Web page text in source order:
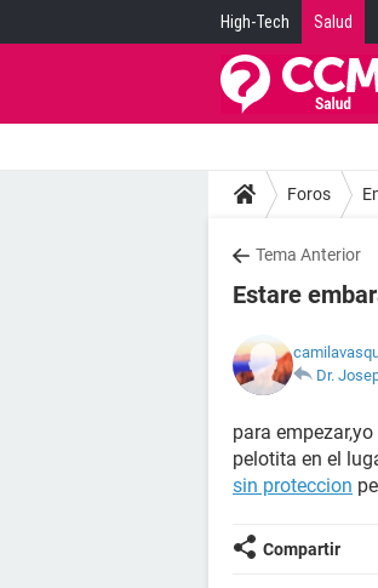
High-Tech Salud
Foros
Tema Anterior
Estare
Dr.
para
pelotita en el
sin proteccion
Compartir